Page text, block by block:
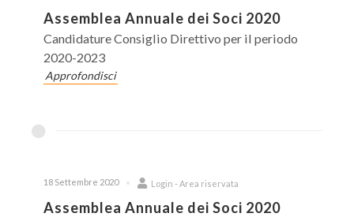
Assemblea Annuale dei Soci 2020
Candidature Consiglio Direttivo per il periodo
2020-2023
Approfondisci
18 Settembre 2020 Login - Area riservata
Assemblea Annuale dei Soci 2020